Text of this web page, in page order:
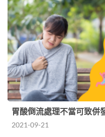
胃酸倒流處理不當可致併
2021-09-21